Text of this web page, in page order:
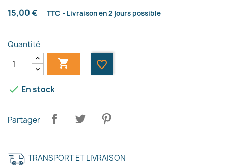
15,00 € TTC Livraison en 2 jours possible
Quantité
 favorite_border
 En stock
Partager
TRANSPORT ET LIVRAISON